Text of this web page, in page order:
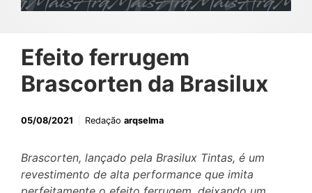
Efeito ferrugem
Brascorten da Brasilux
05/08/2021 Redação arqselma
Brascorten, lançado pela Brasilux Tintas, é um
revestimento de alta performance que imita